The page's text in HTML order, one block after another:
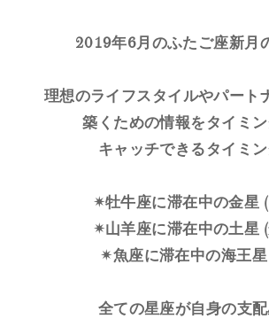
2019年6月のふたご座新月
理想のライフスタイルやパート
築くための情報をタイミン
キャッチできるタイミ
✴︎牡牛座に滞在中の金星
✴︎山羊座に滞在中の土星
✴︎魚座に滞在中の海王星
全ての星座が自身の支